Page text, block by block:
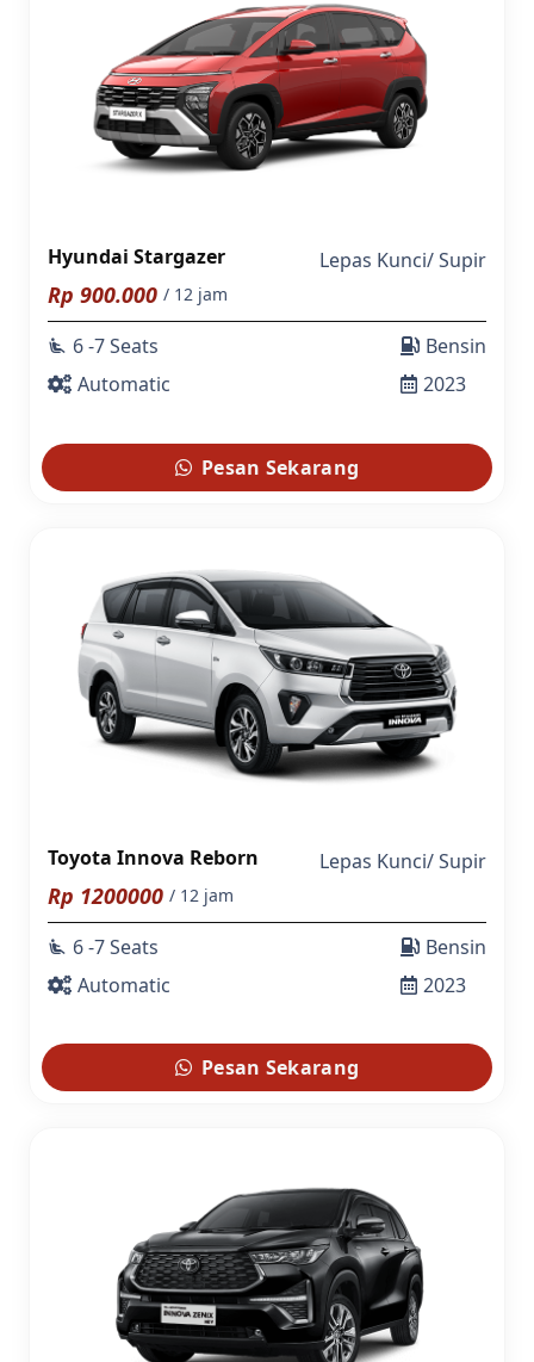
Hyundai Stargazer Lepas Kunci/Supir
Rp 900.000 / 12 jam
airline_seat_recline_extra 6 -7 Seats
Automatic
Bensin
2023
Pesan Sekarang
Toyota Innova Reborn Lepas Kunci/Supir
Rp 1200000 / 12 jam
airline_seat_recline_extra 6 -7 Seats
Automatic
Bensin
2023
Pesan Sekarang